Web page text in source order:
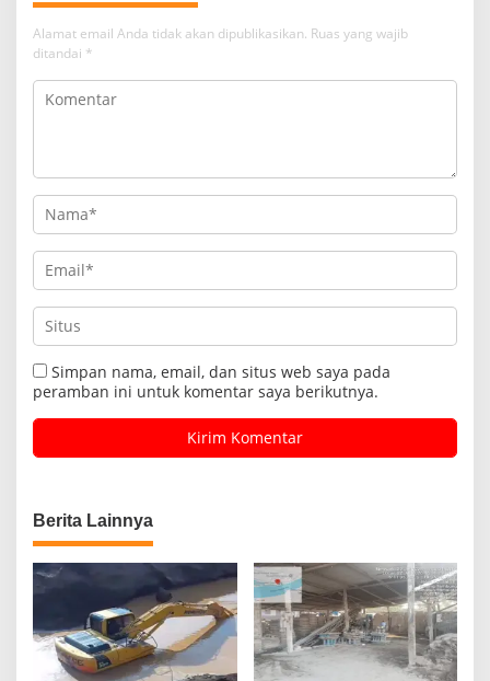
Alamat email Anda tidak akan dipublikasikan. Ruas yang wajib
ditandai *
Simpan nama, email, dan situs web saya pada
peramban ini untuk komentar saya berikutnya.
Berita Lainnya